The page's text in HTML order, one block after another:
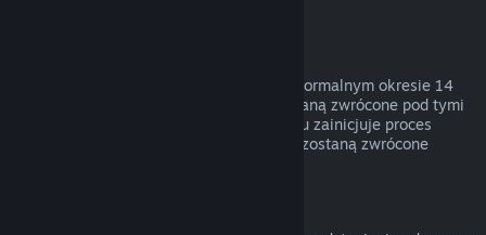
Nieodebrane prezenty można zwrócić w normalnym okresie 14
dni lub 2 godzin. Odebrane prezenty zostaną zwrócone pod tymi
samymi warunkami, jeśli adresat prezentu zainicjuje proces
zwrotu. Środki użyte do zakupu prezentu zostaną zwrócone